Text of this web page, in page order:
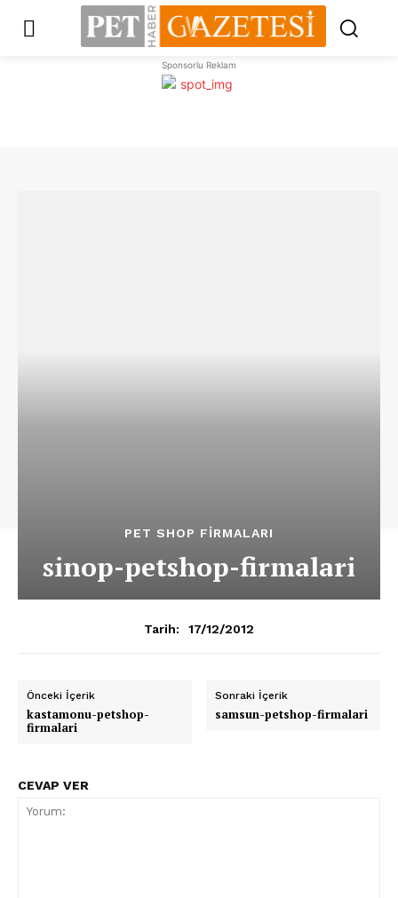
Sponsorlu Reklam
PET SHOP FIRMALARI
sinop-petshop-firmalari
Tarih: 17/12/2012
Önceki İçerik
kastamonu-petshop-
firmalari
Sonraki İçerik
samsun-petshop-firmalari
CEVAP VER